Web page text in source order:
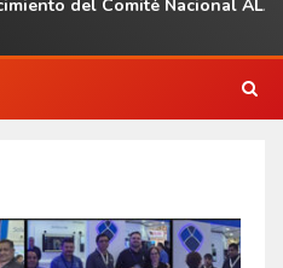
del Comité Nacional ALAS